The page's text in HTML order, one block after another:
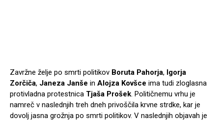
Zavržne želje po smrti politikov Boruta Pahorja, Igorja
Zorčiča, Janeza Janše in Alojza Kovšce ima tudi zloglasna
protivladna protestnica Tjaša Prošek. Političnemu vrhu je
namreč v naslednjih treh dneh privoščila krvne strdke, kar je
dovolj jasna grožnja po smrti politikov. V naslednjih objavah je